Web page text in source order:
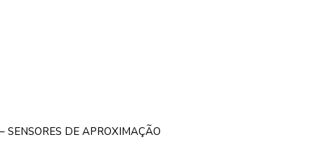
SENSORES DE APROXIMAÇÃO